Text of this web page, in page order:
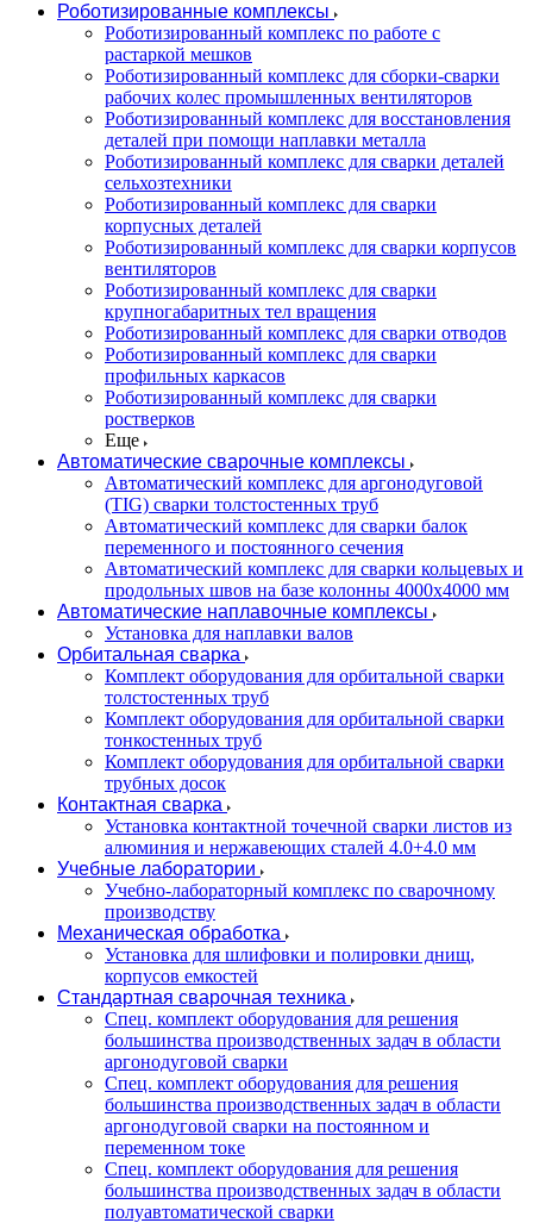
Роботизированные комплексы
Роботизированный комплекс по работе с
растаркой мешков
Роботизированный комплекс для сборки-сварки
рабочих колес промышленных вентиляторов
Роботизированный комплекс для восстановления
деталей при помощи наплавки металла
Роботизированный комплекс для сварки деталей
сельхозтехники
Роботизированный комплекс для сварки
корпусных деталей
Роботизированный комплекс для сварки корпусов
вентиляторов
Роботизированный комплекс для сварки
крупногабаритных тел вращения
Роботизированный комплекс для сварки отводов
Роботизированный комплекс для сварки
профильных каркасов
Роботизированный комплекс для сварки
ростверков
Еще
Автоматические сварочные комплексы
Автоматический комплекс для аргонодуговой
(TIG) сварки толстостенных труб
Автоматический комплекс для сварки балок
переменного и постоянного сечения
Автоматический комплекс для сварки кольцевых и
продольных швов на базе колонны 4000x4000 мм
Автоматические наплавочные комплексы
Установка для наплавки валов
Орбитальная сварка
Комплект оборудования для орбитальной сварки
толстостенных труб
Комплект оборудования для орбитальной сварки
тонкостенных труб
Комплект оборудования для орбитальной сварки
трубных досок
Контактная сварка
Установка контактной точечной сварки листов из
алюминия и нержавеющих сталей 4.0+4.0 мм
Учебные лаборатории
Учебно-лабораторный комплекс по сварочному
производству
Механическая обработка
Установка для шлифовки и полировки днищ,
корпусов емкостей
Стандартная сварочная техника
Спец. комплект оборудования для решения
большинства производственных задач в области
аргонодуговой сварки
Спец. комплект оборудования для решения
большинства производственных задач в области
аргонодуговой сварки на постоянном и
переменном токе
Спец. комплект оборудования для решения
большинства производственных задач в области
полуавтоматической сварки